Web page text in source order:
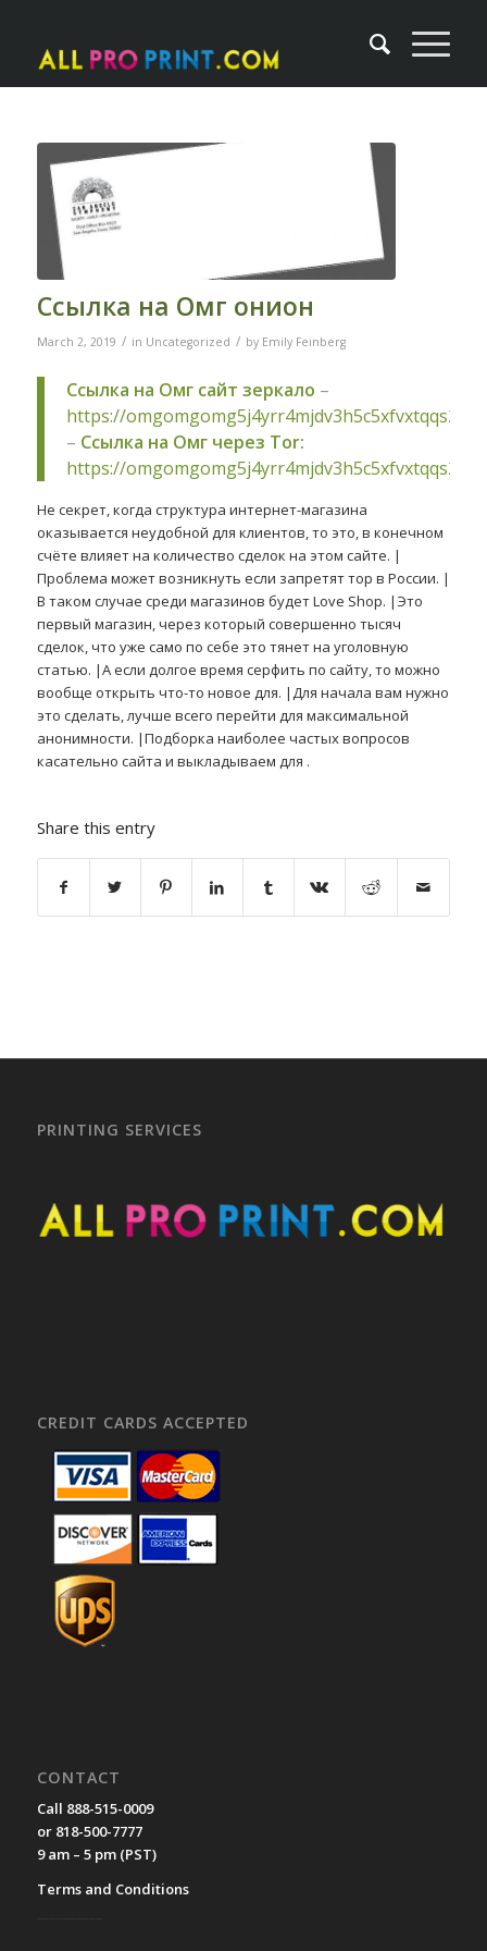
Ссылка на Омг онион
March 2, 2019 / in Uncategorized / by Emily Feinberg
Ссылка на Омг сайт зеркало –
https://
– Ссылка на Омг через Tor:
https://
Не секрет, когда структура интернет-магазина
оказывается неудобной для клиентов, то это, в конечном
счёте влияет на количество сделок на этом сайте. |
Проблема может возникнуть если запретят тор в России. |
В таком случае среди магазинов будет Love Shop. |Это
первый магазин, через который совершенно тысяч
сделок, что уже само по себе это тянет на уголовную
статью. |А если долгое время серфить по сайту, то можно
вообще открыть что-то новое для. |Для начала вам нужно
это сделать, лучше всего перейти для максимальной
анонимности. |Подборка наиболее частых вопросов
касательно сайта и выкладываем для .
Share this entry
PRINTING SERVICES
CREDIT CARDS ACCEPTED
CONTACT
Call 888-515-0009
or 818-500-7777
9 am – 5 pm (PST)
Terms and Conditions